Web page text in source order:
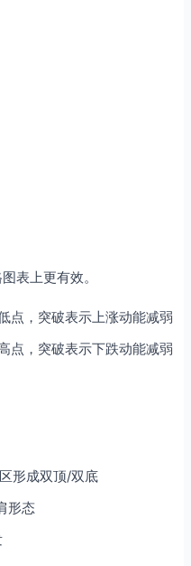
表上更有效。
点，突破表示上涨动能减弱
点，突破表示下跌动能减弱
形成双顶/双底
形态